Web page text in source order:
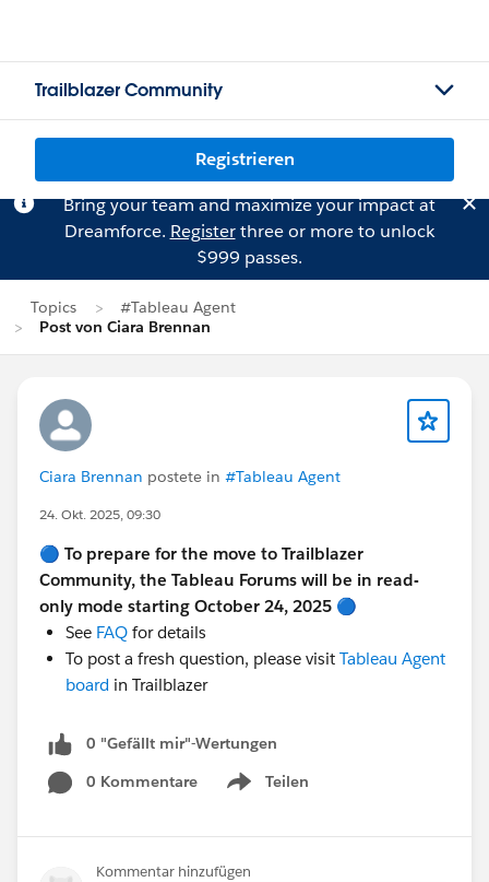
Trailblazer Community
Registrieren
Bring your team and maximize your impact at
Dreamforce. Registerthree or more to unlock
$999 passes.
Topics
#Tableau Agent
Post von Ciara Brennan
Ciara Brennan postete in #Tableau Agent
24. Okt. 2025, 09:30
🔵 To prepare for the move to Trailblazer
Community, the Tableau Forums will be in read-
only mode starting October 24, 2025 🔵
See FAQ for details
To post a fresh question, please visit Tableau Agent
board in Trailblazer
0 "Gefällt mir"-Wertungen
0 Kommentare
Teilen
Show menu
Kommentar hinzufügen